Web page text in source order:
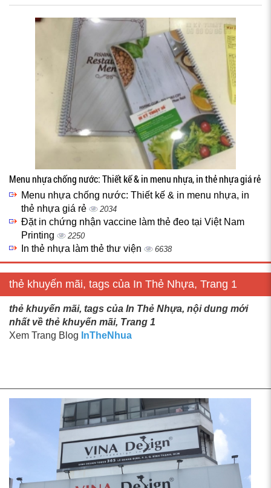
Menu nhựa chống nước: Thiết kế & in menu nhựa, in thẻ nhựa giá rẻ
Menu nhựa chống nước: Thiết kế & in menu nhựa, in
thẻ nhựa giá rẻ
2034
Đặt in chứng nhận vaccine làm thẻ đeo tại Việt Nam
Printing
2250
In thẻ nhựa làm thẻ thư viện 6638
thẻ khuyến mãi, tags của In Thẻ Nhựa, Trang 1
thẻ khuyến mãi, tags của In Thẻ Nhựa, nội dung mới
nhất về thẻ khuyến mãi, Trang 1
Xem Trang Blog InTheNhua